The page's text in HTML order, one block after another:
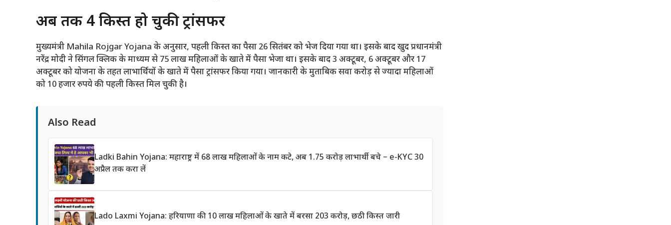
अब तक 4 किस्तें हो चुकी ट्रांसफर
मुख्यमंत्री Mahila Rojgar Yojana के अनुसार, पहली किस्त का पैसा 26 सितंबर को भेज दिया गया था। इसके बाद खुद प्रधानमंत्री
नरेंद्र मोदी ने सिंगल क्लिक के माध्यम से 75 लाख महिलाओं के खाते में पैसा भेजा था। इसके बाद 3 अक्टूबर, 6 अक्टूबर और 17
अक्टूबर को योजना के तहत लाभार्थियों के खाते में पैसा ट्रांसफर किया गया। जानकारी के मुताबिक सवा करोड़ से ज्यादा महिलाओं
को 10 हजार रुपये की पहली किस्त मिल चुकी है।
Also Read
Ladki Bahin Yojana: महाराष्ट्र में 68 लाख महिलाओं के नाम कटे, अब 1.75 करोड़ लाभार्थी बचे – e-KYC 30
अप्रैल तक करा लें
Lado Laxmi Yojana: हरियाणा की 10 लाख महिलाओं के खाते में बरसा 203 करोड़, छठी किस्त जारी